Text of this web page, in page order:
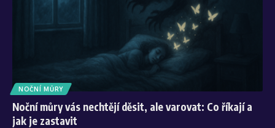
NOČNÍ MŮRY
Noční můry vás nechtějí děsit, ale varovat: Co říkají a
jak je zastavit